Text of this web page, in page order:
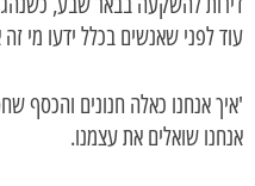
עוד לפני שאנשים בכלל ידעו מי
'איך אנחנו כאלה חנונים והכסף
אנחנו שואלים את עצמנו.